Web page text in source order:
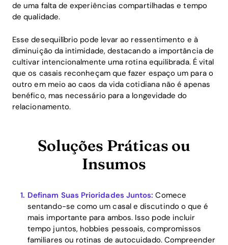
de uma falta de experiências compartilhadas e tempo
de qualidade.
Esse desequilíbrio pode levar ao ressentimento e à
diminuição da intimidade, destacando a importância de
cultivar intencionalmente uma rotina equilibrada. É vital
que os casais reconheçam que fazer espaço um para o
outro em meio ao caos da vida cotidiana não é apenas
benéfico, mas necessário para a longevidade do
relacionamento.
Soluções Práticas ou
Insumos
Definam Suas Prioridades Juntos: Comece
sentando-se como um casal e discutindo o que é
mais importante para ambos. Isso pode incluir
tempo juntos, hobbies pessoais, compromissos
familiares ou rotinas de autocuidado. Compreender